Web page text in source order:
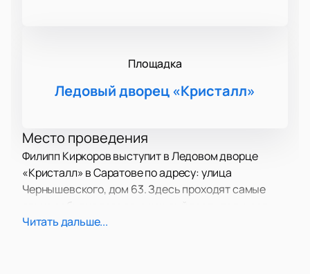
Площадка
Ледовый дворец «Кристалл»
Место проведения
Филипп Киркоров выступит в Ледовом дворце
«Кристалл» в Саратове по адресу: улица
Чернышевского, дом 63. Здесь проходят самые
возможность увидеть красочное представление.
Читать дальше...